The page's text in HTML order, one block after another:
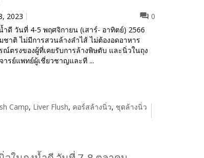
2023
0
ดี วันที่ 4-5 พฤศจิกายน (เสาร์- อาทิตย์) 2566
าติ ไม่มีการสวนล้างลำไส้ ไม่ต้องอดอาหาร
ตรงของผู้ที่เคยรับการล้างพิษตับ และนิ่วในถุง
รย์แพทย์ผู้เชี่ยวชาญและที ...
Camp, Liver Flush, คอร์สล้างนิ่ว, ชุดล้างนิ่ว